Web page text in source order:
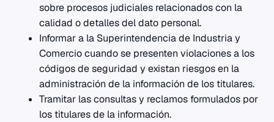
sobre procesos judiciales relacionados con la
calidad o detalles del dato personal.
Informar a la Superintendencia de Industria y
Comercio cuando se presenten violaciones a los
códigos de seguridad y existan riesgos en la
administración de la información de los titulares.
Tramitar las consultas y reclamos formulados por
los titulares de la información.